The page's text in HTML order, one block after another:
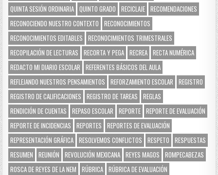
QUINTA SESIÓN ORDINARIA QUINTO GRADO RECICLAJE RECOMENDACIONES
RECONOCIENDO NUESTRO CONTEXTO
RECONOCIMIENTOS
RECONOCIMIENTOS EDITABLES
RECONOCIMIENTOS TRIMESTRALES
RECOPILACIÓN DE LECTURAS
RECORTA Y PEGA RECREA RECTA NUMÉRICA
REDACTO MI DIARIO ESCOLAR
REFERENTES BÁSICOS DEL AULA
REFLEJANDO NUESTROS PENSAMIENTOS
REFORZAMIENTO ESCOLAR
REGISTRO
REGISTRO DE CALIFICACIONES
REGISTRO DE TAREAS
REGLAS
RENDICIÓN DE CUENTAS
REPASO ESCOLAR REPORTE REPORTE DE EVALUACIÓN
REPORTE DE INCIDENCIAS
REPORTES
REPORTES DE EVALUACIÓN
REPRESENTACIÓN GRÁFICA RESOLVEMOS CONFLICTOS RESPETO
RESPUESTAS
RESUMEN
REUNIÓN REVOLUCIÓN MEXICANA REYES MAGOS
ROMPECABEZAS
ROSCA DE REYES DE LA NEM
RÚBRICA RÚBRICA DE EVALUACIÓN